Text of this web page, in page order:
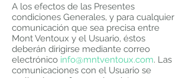
A los efectos de las Presentes
condiciones Generales, y para cualquier
comunicación que sea precisa entre
Mont Ventoux y el Usuario, éstos
deberán dirigirse mediante correo
electrónico info@mntventoux.com. Las
comunicaciones con el Usuario se